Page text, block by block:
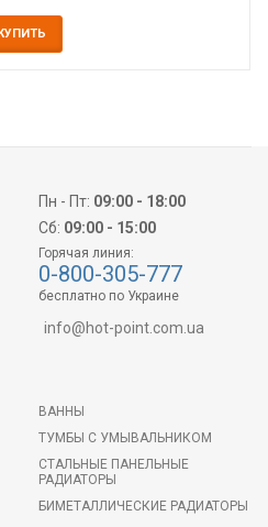
Пн - Пт: 09:00 - 18:00
Сб: 09:00 - 15:00
Горячая линия:
0-800-305-777
бесплатно по Украине
info@hot-point.com.ua
ВАННЫ
ТУМБЫ С УМЫВАЛЬНИКОМ
СТАЛЬНЫЕ ПАНЕЛЬНЫЕ
РАДИАТОРЫ
БИМЕТАЛЛИЧЕСКИЕ РАДИАТОРЫ